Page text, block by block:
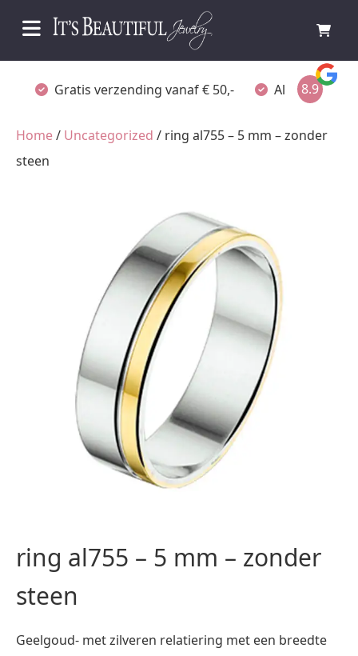
Gratis verzending vanaf € 50,- Altijd verpakt
8.9
Home/ Uncategorized / ring al755 – 5 mm – zonder
steen
ring al755 – 5 mm – zonder
steen
Geelgoud- met zilveren relatiering met een breedte